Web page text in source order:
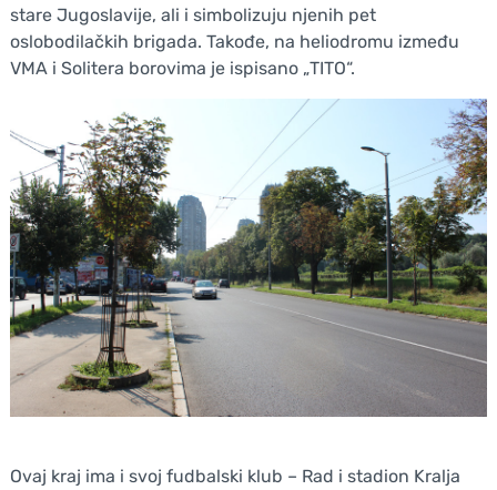
stare Jugoslavije, ali i simbolizuju njenih pet
oslobodilačkih brigada. Takođe, na heliodromu između
VMA i Solitera borovima je ispisano „TITO“.
Ovaj kraj ima i svoj fudbalski klub – Rad i stadion Kralja